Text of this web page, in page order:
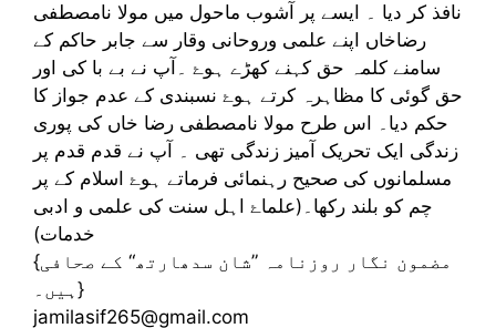
نافذ کر دیا ۔ ایسے پر آشوب ماحول میں مولا نامصطفی
رضاخاں اپنے علمی وروحانی وقار سے جابر حاکم کے
سامنے کلمہ حق کہنے کھڑے ہوۓ ۔آپ نے بے با کی اور
حق گوئی کا مظاہرہ کرتے ہوۓ نسبندی کے عدم جواز کا
حکم دیا۔ اس طرح مولا نامصطفی رضا خاں کی پوری
زندگی ایک تحریک آمیز زندگی تھی ۔ آپ نے قدم قدم پر
مسلمانوں کی صحیح رہنمائی فرماتے ہوۓ اسلام کے پر
چم کو بلند رکھا۔(علماۓ اہل سنت کی علمی و ادبی
خدمات)
{مضمون نگار روزنامہ ”شان سدھارتھ“ کے صحافی
ہیں۔}
jamilasif265@gmail.com